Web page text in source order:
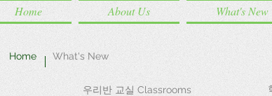
Home About Us What's New
Home What's New
우리반 교실 Classrooms